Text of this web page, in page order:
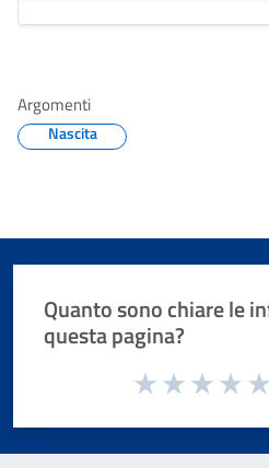
Argomenti
Nascita
Quanto sono chiare le
questa pagina?
Valuta da 1 a 5 stelle la pagina